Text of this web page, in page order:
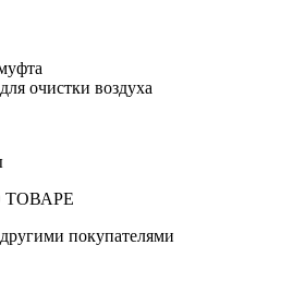
очистки воздуха
покупателями